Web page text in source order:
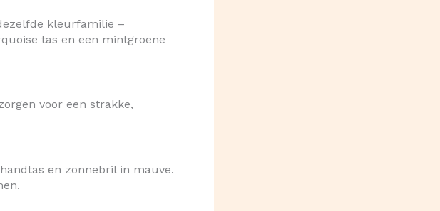
kleurfamilie –
tas en een mintgroene
voor een strakke,
en zonnebril in mauve.